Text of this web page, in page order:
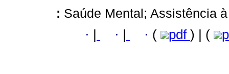
: Saúde Mental; Assistência
· · · ( pdf ) | (